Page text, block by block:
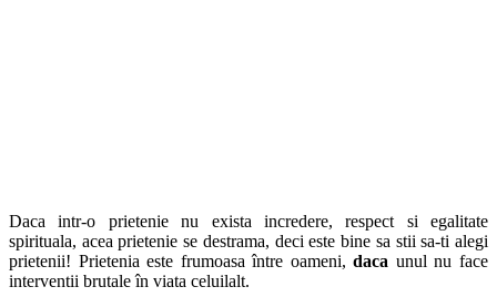
Daca intr-o prietenie nu exista incredere, respect si egalitate
spirituala, acea prietenie se destrama, deci este bine sa stii sa-ti alegi
prietenii! Prietenia este frumoasa între oameni, daca unul nu face
interventii brutale în viata celuilalt.